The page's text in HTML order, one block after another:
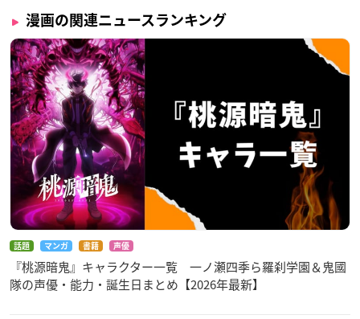
漫画の関連ニュースランキング
話題 マンガ 書籍 声優
『桃源暗鬼』キャラクター一覧 一ノ瀬四季ら羅刹学園＆鬼國
隊の声優・能力・誕生日まとめ【2026年最新】